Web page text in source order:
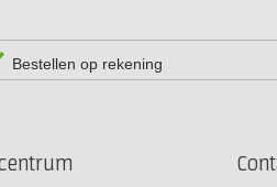
Bestellen op rekening